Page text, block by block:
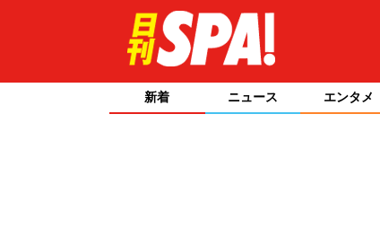
新着 ニュース エンタメ